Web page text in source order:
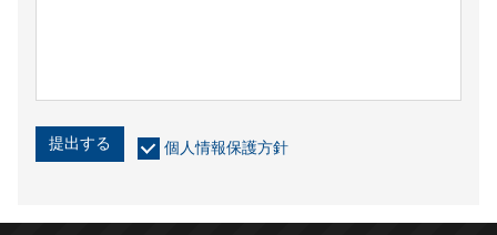
提出する 個人情報保護方針